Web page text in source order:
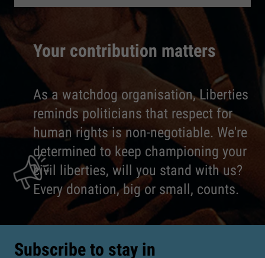
Your contribution matters
As a watchdog organisation, Liberties
reminds politicians that respect for
human rights is non-negotiable. We're
determined to keep championing your
civil liberties, will you stand with us?
Every donation, big or small, counts.
Subscribe to stay in